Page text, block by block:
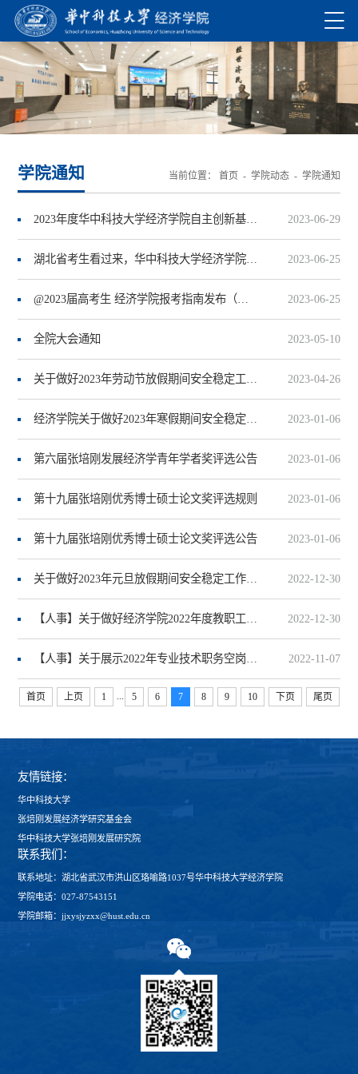
学院通知 当前位置： 首页 - 学院动态- 学院通知
2023年度华中科技大学经济学院自主创新基金项目立项一览表 2023-06-29
湖北省考生看过来，华中科技大学经济学院等你来 2023-06-25
@2023届高考生 经济学院报考指南发布（附全国招生计划数） 2023-06-25
全院大会通知 2023-05-10
关于做好2023年劳动节放假期间安全稳定工作的通知 2023-04-26
经济学院关于做好2023年寒假期间安全稳定工作的通知 2023-01-06
第六届张培刚发展经济学青年学者奖评选公告 2023-01-06
第十九届张培刚优秀博士硕士论文奖评选规则 2023-01-06
第十九届张培刚优秀博士硕士论文奖评选公告 2023-01-06
关于做好2023年元旦放假期间安全稳定工作的通知 2022-12-30
【人事】关于做好经济学院2022年度教职工年度考核工作的通知 2022-12-30
【人事】关于展示2022年专业技术职务空岗聘任申报材料的通知 2022-11-07
首页 上页 1 ... 5 6 7 8 9 10 下页 尾页
友情链接：
华中科技大学
张培刚发展经济学研究基金会
华中科技大学张培刚发展研究院
联系我们：
联系地址：湖北省武汉市洪山区珞喻路1037号华中科技大学经济学院
学院电话：027-87543151
学院邮箱：jjxysjyzxx@hust.edu.cn